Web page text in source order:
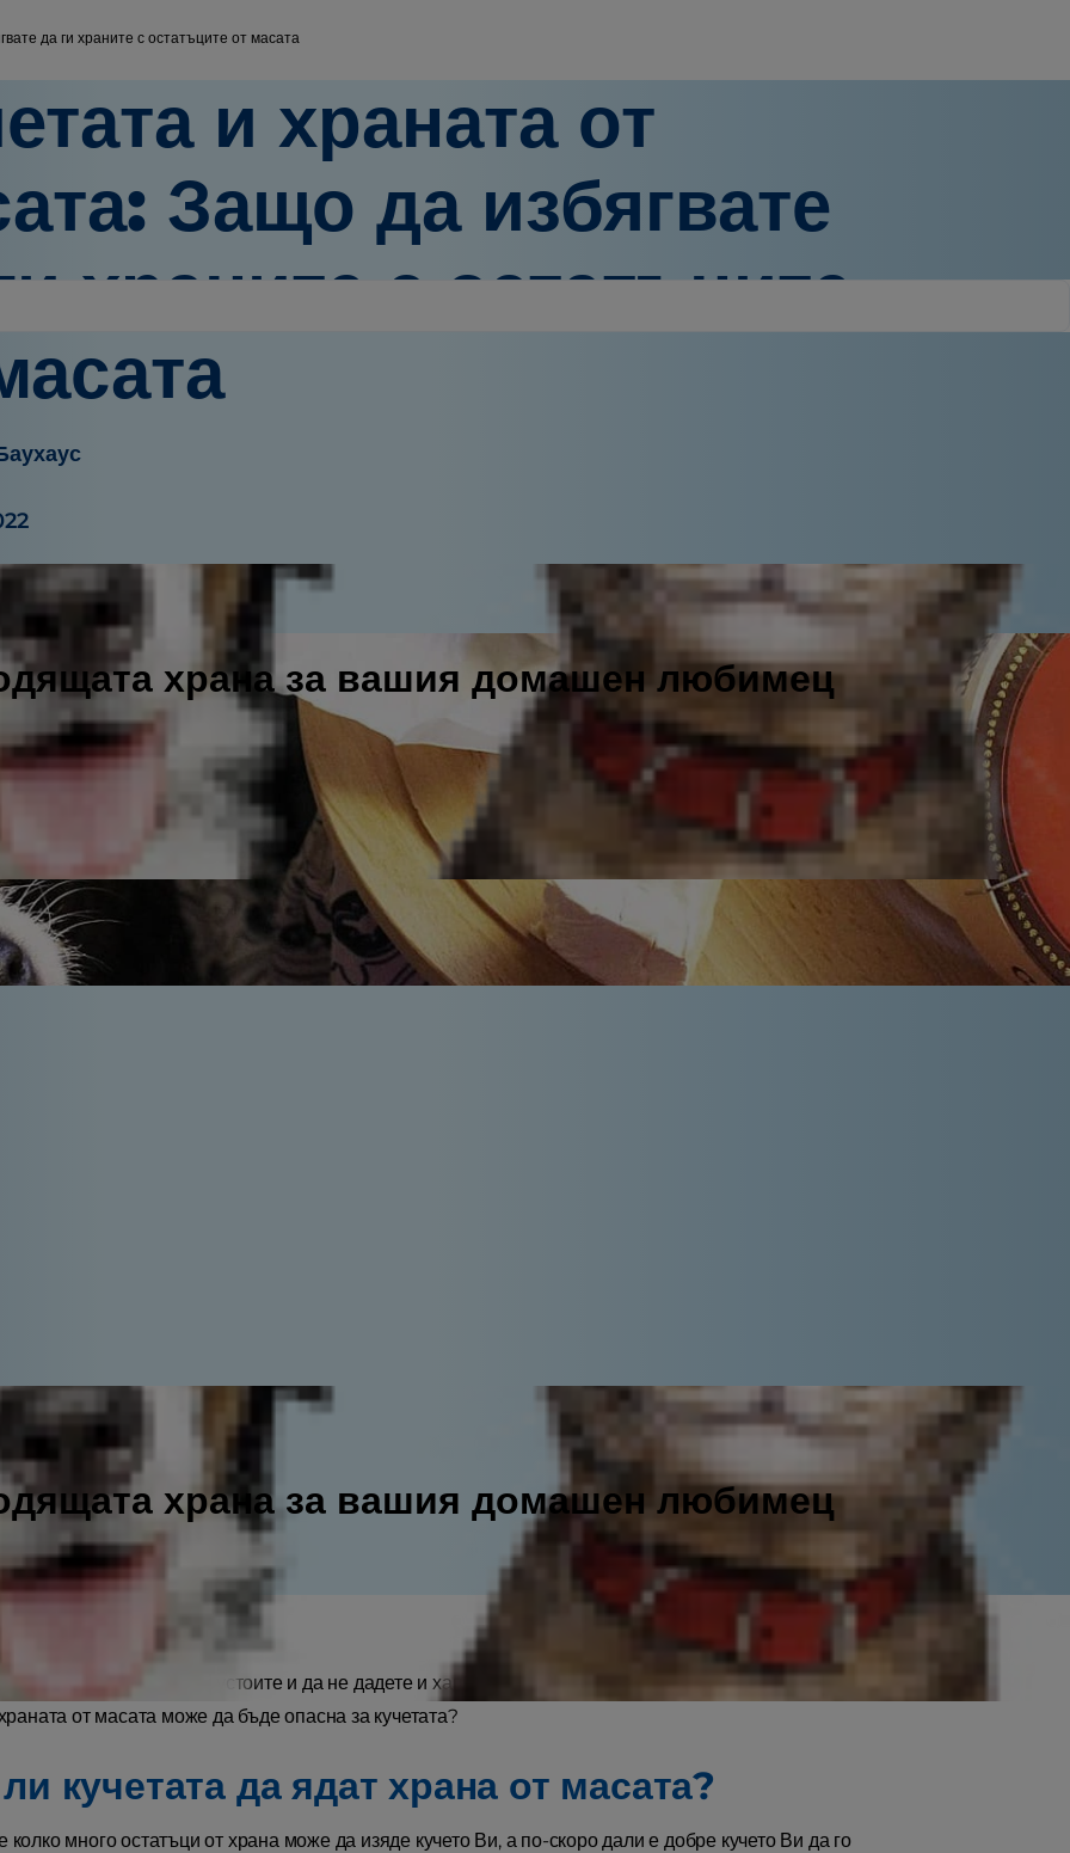
храна за вашия домашен любимец
храна за вашия домашен любимец
да ги храните с остатъците от масата
и храната от
Защо да избягвате
храните с остатъците
започва е трудно да устоите и да не дадете и хапка от чинията с вечерята си на кучето си. Но
от масата може да бъде опасна за кучетата?
кучетата да ядат храна от масата?
колко много остатъци от храна може да изяде кучето Ви, а по-скоро дали е добре кучето Ви да го